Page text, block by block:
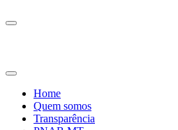
Home
Quem somos
Transparência